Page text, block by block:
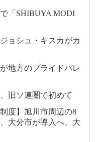
「SHIBUYA MODI
ョシュ・キスカがカ
地方のプライドパレ
旧ソ連圏で初めて
度】旭川市周辺の8
大分市が導入へ、大